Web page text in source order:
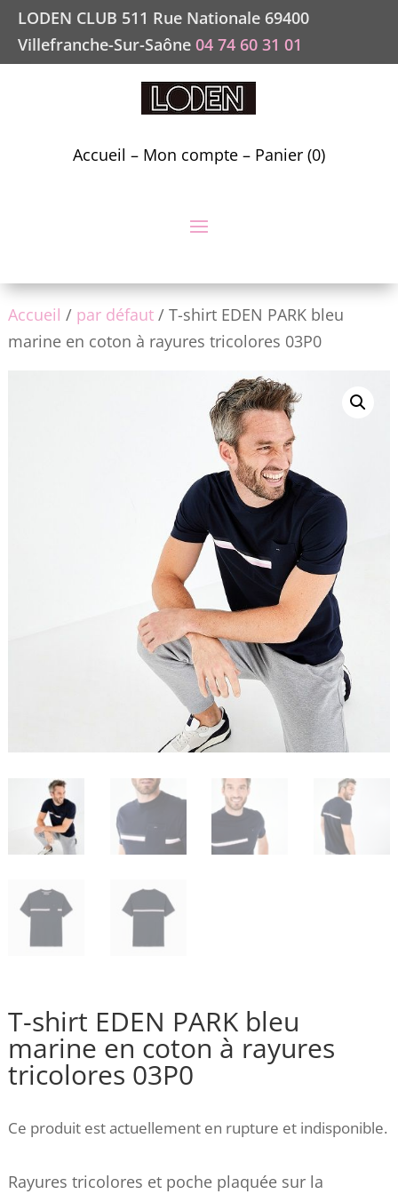
LODEN CLUB 511 Rue Nationale 69400
Villefranche-Sur-Saône 04 74 60 31 01
Accueil – Mon compte– Panier (0)
Accueil / par défaut/ T-shirt EDEN PARK bleu
marine en coton à rayures tricolores 03P0
T-shirt EDEN PARK bleu
marine en coton à rayures
tricolores 03P0
Ce produit est actuellement en rupture et indisponible.
Rayures tricolores et poche plaquée sur la